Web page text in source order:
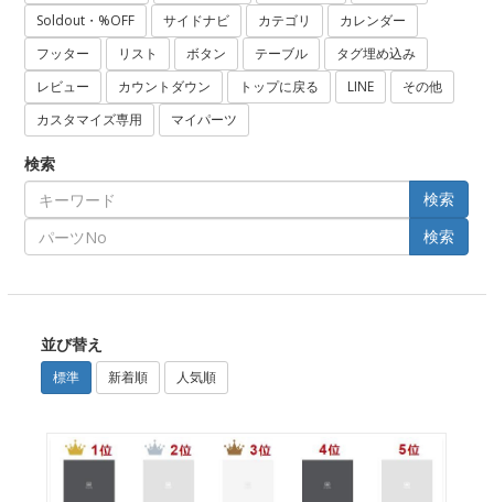
Soldout・%OFF
サイドナビ カテゴリ
カレンダー
フッター
リスト ボタン テーブル
タグ埋め込み
レビュー
カウントダウン トップに戻る LINE
その他
カスタマイズ専用
マイパーツ
検索
検索
検索
並び替え
標準 新着順 人気順